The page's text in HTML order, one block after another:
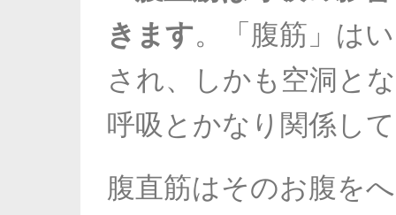
きます。「腹筋」は
され、
しかも空洞と
呼吸とかなり関係し
腹直筋はそのお腹を